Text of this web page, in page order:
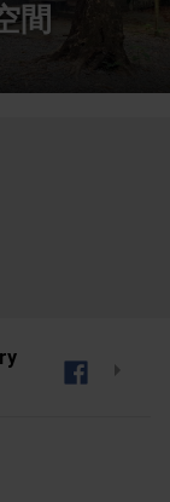
間